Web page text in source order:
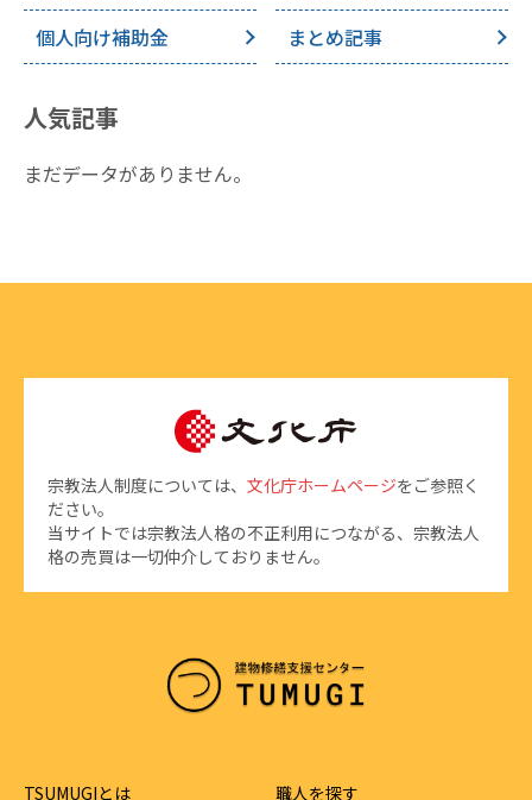
個人向け補助金
まとめ記事
人気記事
まだデータがありません。
宗教法人制度については、 文化庁ホームページをご参照く
ださい。
当サイトでは宗教法人格の不正利用につながる、宗教法人
格の売買は一切仲介しておりません。
TSUMUGIとは 職人を探す